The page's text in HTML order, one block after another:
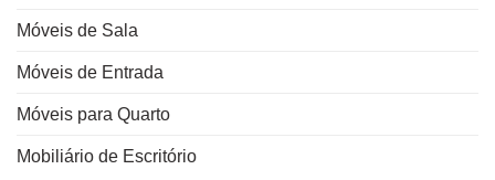
Móveis de Sala
Móveis de Entrada
Móveis para Quarto
Mobiliário de Escritório